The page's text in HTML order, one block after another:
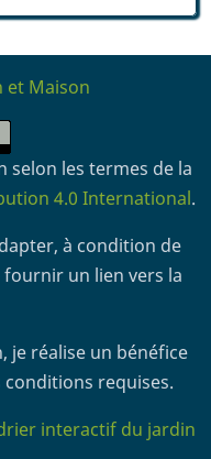
et Maison
selon les termes de la
4.0 International.
à condition de
fournir un lien vers la
je réalise un bénéfice
requises.
interactif du jardin